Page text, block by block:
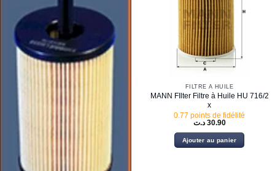
FILTRE À HUILE
MANN FIlter Filtre à Huile HU 716/2
x
0.77 points de fidélité
30.90 د.ت
Ajouter au panier